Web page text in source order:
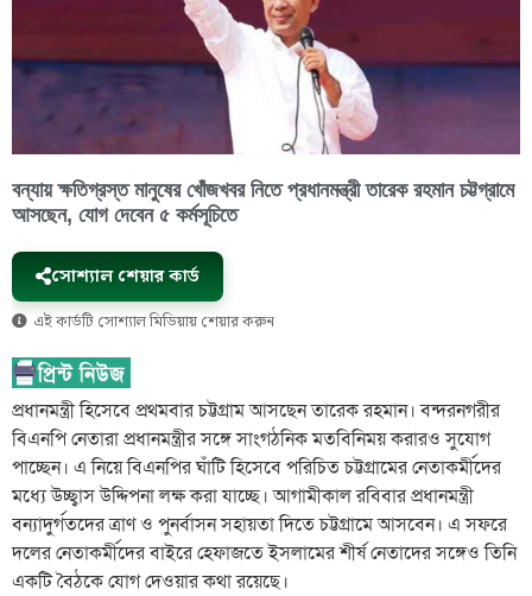
বন্যায় ক্ষতিগ্রস্ত মানুষের খোঁজখবর নিতে প্রধানমন্ত্রী তারেক রহমান চট্টগ্রামে
আসছেন, যোগ দেবেন ৫ কর্মসূচিতে
সোশ্যাল শেয়ার কার্ড
এই কার্ডটি সোশ্যাল মিডিয়ায় শেয়ার করুন
প্রধানমন্ত্রী হিসেবে প্রথমবার চট্টগ্রাম আসছেন তারেক রহমান। বন্দরনগরীর
বিএনপি নেতারা প্রধানমন্ত্রীর সঙ্গে সাংগঠনিক মতবিনিময় করারও সুযোগ
পাচ্ছেন। এ নিয়ে বিএনপির ঘাঁটি হিসেবে পরিচিত চট্টগ্রামের নেতাকর্মীদের
মধ্যে উচ্ছ্বাস উদ্দিপনা লক্ষ করা যাচ্ছে। আগামীকাল রবিবার প্রধানমন্ত্রী
বন্যাদুর্গতদের ত্রাণ ও পুনর্বাসন সহায়তা দিতে চট্টগ্রামে আসবেন। এ সফরে
দলের নেতাকর্মীদের বাইরে হেফাজতে ইসলামের শীর্ষ নেতাদের সঙ্গেও তিনি
একটি বৈঠকে যোগ দেওয়ার কথা রয়েছে।